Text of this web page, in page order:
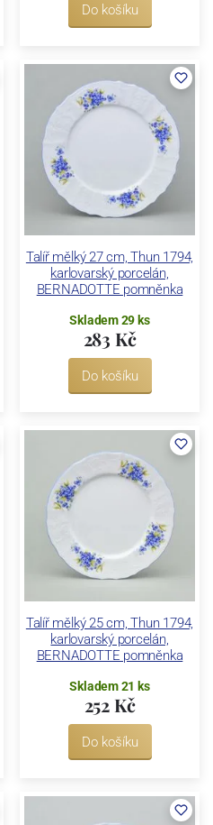
Do košíku
Talíř mělký 27 cm, Thun 1794,
karlovarský porcelán,
BERNADOTTE pomněnka
Skladem 29 ks
283 Kč
Do košíku
Talíř mělký 25 cm, Thun 1794,
karlovarský porcelán,
BERNADOTTE pomněnka
Skladem 21 ks
252 Kč
Do košíku